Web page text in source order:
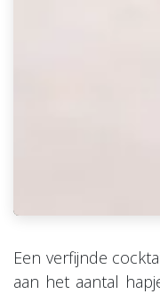
Een verfijnde
aan het aantal